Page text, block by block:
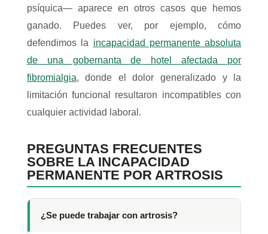
psíquica— aparece en otros casos que hemos
ganado. Puedes ver, por ejemplo, cómo
defendimos la incapacidad permanente absoluta
de una gobernanta de hotel afectada por
fibromialgia, donde el dolor generalizado y la
limitación funcional resultaron incompatibles con
cualquier actividad laboral.
PREGUNTAS FRECUENTES
SOBRE LA INCAPACIDAD
PERMANENTE POR ARTROSIS
¿Se puede trabajar con artrosis?